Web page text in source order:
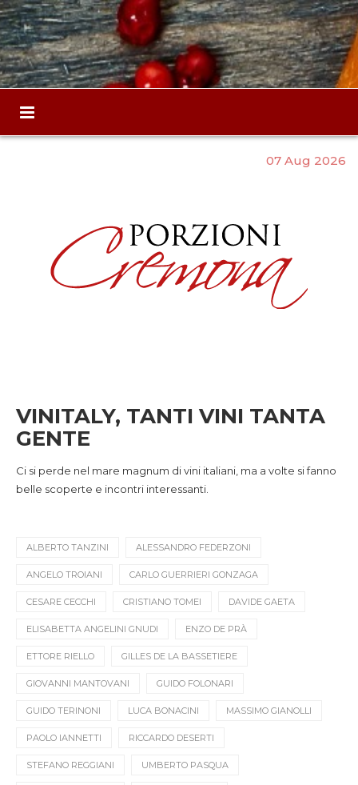
07 Aug 2026
VINITALY, TANTI VINI TANTA
GENTE
Ci si perde nel mare magnum di vini italiani, ma a volte si fanno
belle scoperte e incontri interessanti.
ALBERTO TANZINI ALESSANDRO FEDERZONI
ANGELO TROIANI CARLO GUERRIERI GONZAGA
CESARE CECCHI CRISTIANO TOMEI DAVIDE GAETA
ELISABETTA ANGELINI GNUDI ENZO DE PRÀ
ETTORE RIELLO GILLES DE LA BASSETIERE
GIOVANNI MANTOVANI GUIDO FOLONARI
GUIDO TERINONI LUCA BONACINI MASSIMO GIANOLLI
PAOLO IANNETTI RICCARDO DESERTI
STEFANO REGGIANI UMBERTO PASQUA